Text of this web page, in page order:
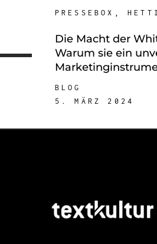
PRESSEBOX ,
Die Macht der
Warum sie ein
BLOG
5. MÄRZ 2024